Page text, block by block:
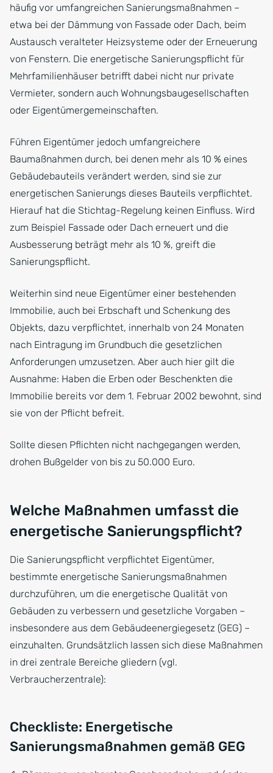
häufig vor umfangreichen Sanierungsmaßnahmen –
etwa bei der Dämmung von Fassade oder Dach, beim
Austausch veralteter Heizsysteme oder der Erneuerung
von Fenstern. Die energetische Sanierungspflicht für
Mehrfamilienhäuser betrifft dabei nicht nur private
Vermieter, sondern auch Wohnungsbaugesellschaften
oder Eigentümergemeinschaften.
Führen Eigentümer jedoch umfangreichere
Baumaßnahmen durch, bei denen mehr als 10 % eines
Gebäudebauteils verändert werden, sind sie zur
energetischen Sanierungs dieses Bauteils verpflichtet.
Hierauf hat die Stichtag-Regelung keinen Einfluss. Wird
zum Beispiel Fassade oder Dach erneuert und die
Ausbesserung beträgt mehr als 10 %, greift die
Sanierungspflicht.
Weiterhin sind neue Eigentümer einer bestehenden
Immobilie, auch bei Erbschaft und Schenkung des
Objekts, dazu verpflichtet, innerhalb von 24 Monaten
nach Eintragung im Grundbuch die gesetzlichen
Anforderungen umzusetzen. Aber auch hier gilt die
Ausnahme: Haben die Erben oder Beschenkten die
Immobilie bereits vor dem 1. Februar 2002 bewohnt, sind
sie von der Pflicht befreit.
Sollte diesen Pflichten nicht nachgegangen werden,
drohen Bußgelder von bis zu 50.000 Euro.
Welche Maßnahmen umfasst die
energetische Sanierungspflicht?
Die Sanierungspflicht verpflichtet Eigentümer,
bestimmte energetische Sanierungsmaßnahmen
durchzuführen, um die energetische Qualität von
Gebäuden zu verbessern und gesetzliche Vorgaben –
insbesondere aus dem Gebäudeenergiegesetz (GEG) –
einzuhalten. Grundsätzlich lassen sich diese Maßnahmen
in drei zentrale Bereiche gliedern (vgl.
Verbraucherzentrale):
Checkliste: Energetische
Sanierungsmaßnahmen gemäß GEG